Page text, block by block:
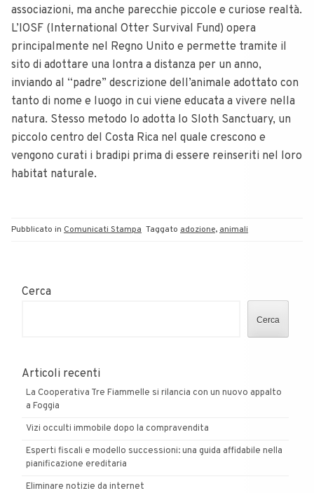
associazioni, ma anche parecchie piccole e curiose realtà.
L’IOSF (International Otter Survival Fund) opera
principalmente nel Regno Unito e permette tramite il
sito di adottare una lontra a distanza per un anno,
inviando al “padre” descrizione dell’animale adottato con
tanto di nome e luogo in cui viene educata a vivere nella
natura. Stesso metodo lo adotta lo Sloth Sanctuary, un
piccolo centro del Costa Rica nel quale crescono e
vengono curati i bradipi prima di essere reinseriti nel loro
habitat naturale.
Pubblicato in Comunicati Stampa Taggato adozione, animali
Cerca
Cerca
Articoli recenti
La Cooperativa Tre Fiammelle si rilancia con un nuovo appalto
a Foggia
Vizi occulti immobile dopo la compravendita
Esperti fiscali e modello successioni: una guida affidabile nella
pianificazione ereditaria
Eliminare notizie da internet